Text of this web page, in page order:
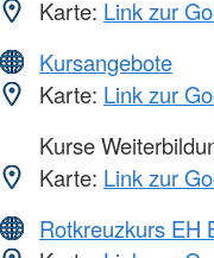
Karte: Link zur
Kursangebote
Karte: Link zur
Kurse
Karte: Link zur
Rotkreuzkurs EH